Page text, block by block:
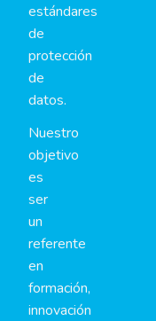
estándares
de
protección
de
datos.
Nuestro
objetivo
es
ser
un
referente
en
formación,
innovación